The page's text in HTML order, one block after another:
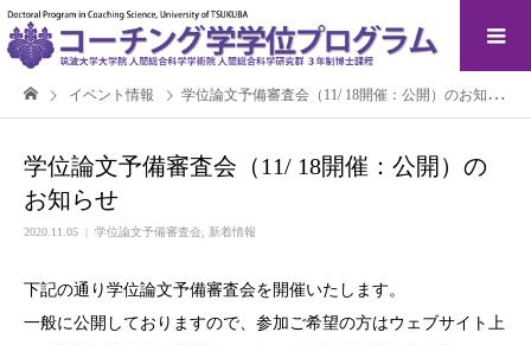
イベント情報 学位論文予備審査会（11/ 18開催：公開）のお知らせ
学位論文予備審査会（11/ 18開催：公開）の
お知らせ
2020.11.05 学位論文予備審査会 新着情報
下記の通り学位論文予備審査会を開催いたします。
一般に公開しておりますので、参加ご希望の方はウェブサイト上